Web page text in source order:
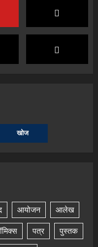
खोज
आयोजन
आलेख
पत्र
पुस्तक